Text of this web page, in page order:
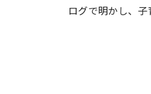
ログで明かし、子